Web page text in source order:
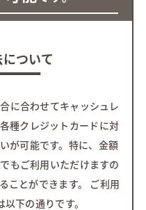
ついて
に合わせてキャッシュレ
各種クレジットカードに対
が可能です。 特に、金額
もご利用いただけますの
ことができます。 ご利用
下の通りです。